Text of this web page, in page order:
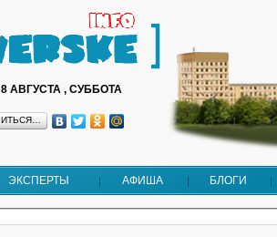
АВГУСТА , СУББОТА
ЭКСПЕРТЫ АФИША БЛОГИ